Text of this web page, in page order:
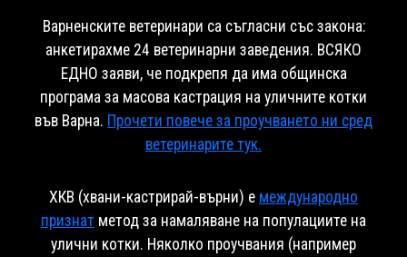
Варненските ветеринари са съгласни със закона:
анкетирахме 24 ветеринарни заведения. ВСЯКО
ЕДНО заяви, че подкрепя да има общинска
програма за масова кастрация на уличните котки
във Варна. Прочети повече за проучването ни сред
ветеринарите тук.
ХКВ (хвани-кастрирай-върни) е международно
признат метод за намаляване на популациите на
улични котки. Няколко проучвания (например